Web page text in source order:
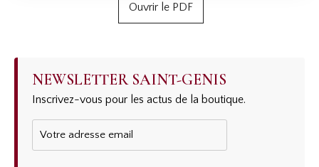
Ouvrir le PDF
NEWSLETTER SAINT-GENIS
Inscrivez-vous pour les actus de la boutique.